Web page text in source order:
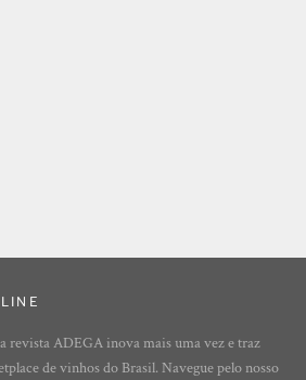
revista ADEGA inova mais uma vez e traz
de vinhos do Brasil. Navegue pelo nosso